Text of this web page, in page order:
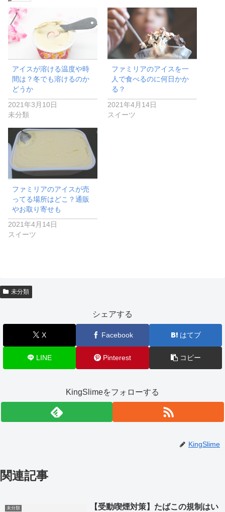
アイスが溶ける温度や時
間は？冬でも溶けるのか
どうか
2021年3月10日
未分類
ファミリアのアイスを一
人で食べるのに何日かか
る？
2021年4月14日
スイーツ
ファミリアのアイスが売
ってる場所はどこ？通販
やお取り寄せも
2021年4月14日
スイーツ
未分類
シェアする
X Facebook はてブ
LINE Pinterest コピー
KingSlimeをフォローする
KingSlime
関連記事
未分類
【受動喫煙対策】たばこの規制はい